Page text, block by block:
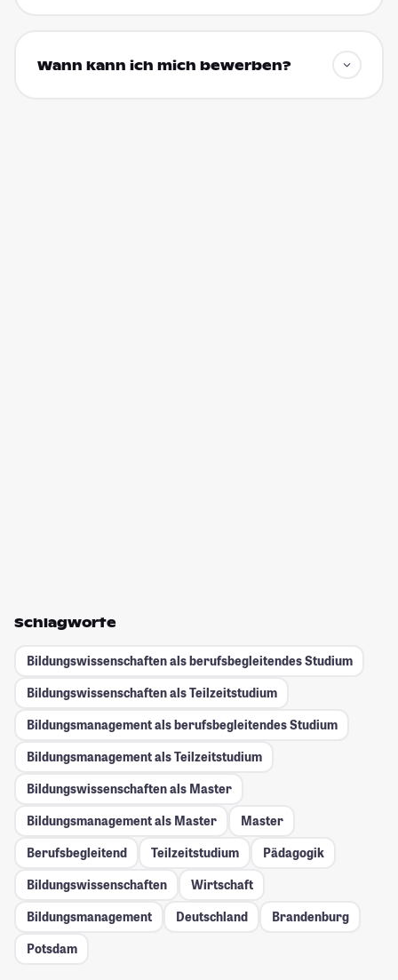
Wann kann ich mich bewerben?
Schlagworte
Bildungswissenschaften als berufsbegleitendes Studium
Bildungswissenschaften als Teilzeitstudium
Bildungsmanagement als berufsbegleitendes Studium
Bildungsmanagement als Teilzeitstudium
Bildungswissenschaften als Master
Bildungsmanagement als Master
Master
Berufsbegleitend
Teilzeitstudium
Pädagogik
Bildungswissenschaften
Wirtschaft
Bildungsmanagement
Deutschland
Brandenburg
Potsdam